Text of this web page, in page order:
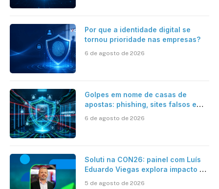
Por que a identidade digital se
tornou prioridade nas empresas?
6 de agosto de 2026
Golpes em nome de casas de
apostas: phishing, sites falsos e
6 de agosto de 2026
Soluti na CON26: painel com Luís
Eduardo Viegas explora impacto de
5 de agosto de 2026